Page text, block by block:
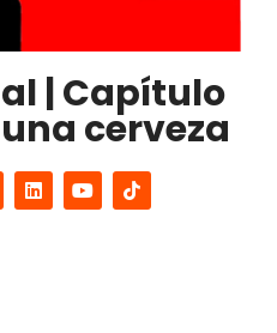
| Capítulo
cerveza